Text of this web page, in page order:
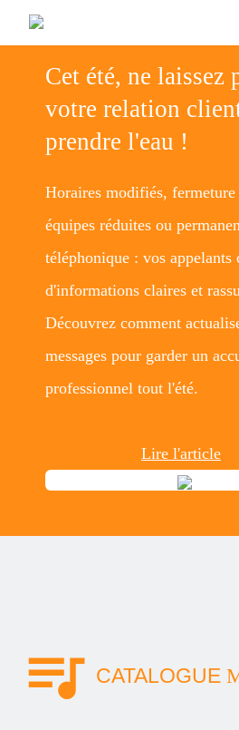
Cet été, ne laissez
votre relation
prendre l'eau !
Horaires modifiés, fermeture
équipes réduites ou
téléphonique : vos appelants
d'informations claires et
Découvrez comment
messages pour garder un
professionnel tout l'été.
Lire l'article
queue_music CATALOGUE